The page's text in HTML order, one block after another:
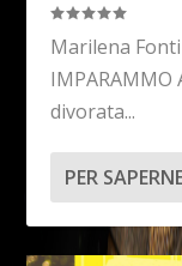
Marilena Fonti
IMPARAMMO
divorata...
PER